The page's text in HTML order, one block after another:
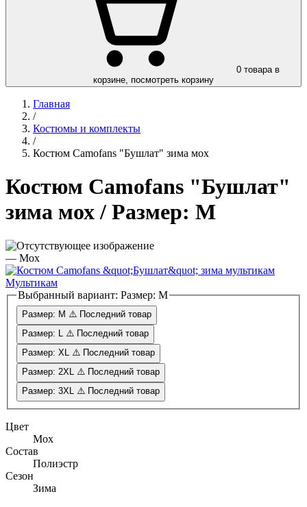
0 товара в
корзине, посмотреть корзину
Главная
/
Костюмы и комплекты
/
Костюм Camofans "Бушлат" зима мох
Костюм Camofans "Бушлат"
зима мох/ Размер: M
— Мох
Мультикам
Выбранный вариант: Размер: M
Размер: M ⚠️ Последний товар
Размер: L ⚠️ Последний товар
Размер: XL ⚠️ Последний товар
Размер: 2XL ⚠️ Последний товар
Размер: 3XL ⚠️ Последний товар
Цвет
Мох
Состав
Полиэстр
Сезон
Зима